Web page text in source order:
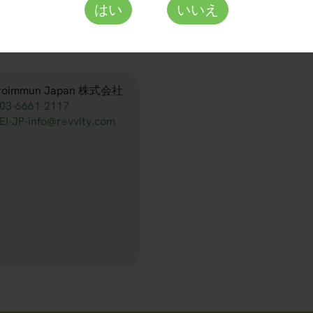
はい
いいえ
Japan 株式会社
03-6661-2117
EI-JP-info@revvity.com